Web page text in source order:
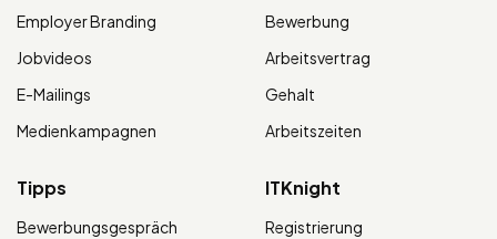
Employer Branding
Jobvideos
E-Mailings
Medienkampagnen
Bewerbung
Arbeitsvertrag
Gehalt
Arbeitszeiten
Tipps
Bewerbungsgespräch
ITKnight
Registrierung